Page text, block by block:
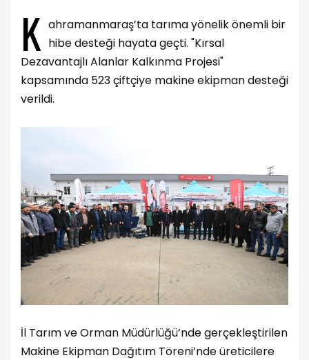
K ahramanmaraş’ta tarıma yönelik önemli bir
hibe desteği hayata geçti. "Kırsal
Dezavantajlı Alanlar Kalkınma Projesi"
kapsamında 523 çiftçiye makine ekipman desteği
verildi.
İl Tarım ve Orman Müdürlüğü’nde gerçekleştirilen
Makine Ekipman Dağıtım Töreni’nde üreticilere